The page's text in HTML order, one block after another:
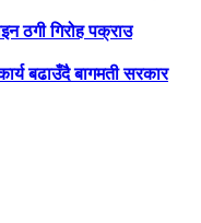
ठगी गिरोह पक्राउ
बढाउँदै बागमती सरकार